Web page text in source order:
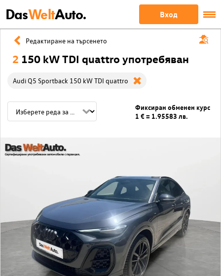
DasWeltAuto. Вход
Редактиране на търсенето
2 150 kW TDI quattro употребяван
Audi Q5 Sportback 150 kW TDI quattro
Фиксиран обменен курс
1 € = 1.95583 лв.